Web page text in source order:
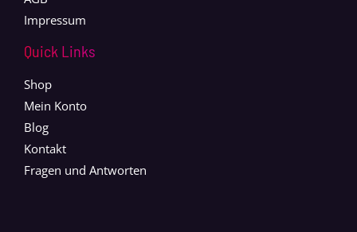
Impressum
Quick Links
Shop
Mein Konto
Blog
Kontakt
Fragen und Antworten